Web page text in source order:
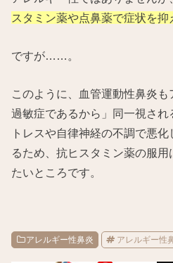
スタミン薬や点鼻薬で症状を抑
ですが……。
このように、血管運動性鼻炎
過敏症であるから」同一視され
トレスや自律神経の不調で悪
るため、抗ヒスタミン薬の服
たいところです。
アレルギー性鼻炎 アレルギー性